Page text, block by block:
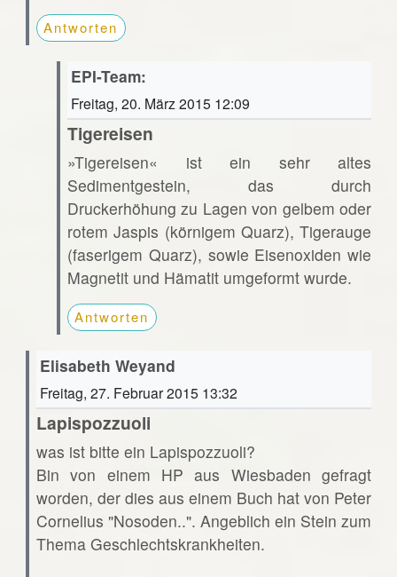
Antworten
EPI-Team:
Freitag, 20. März 2015 12:09
Tigereisen
»Tigereisen« ist ein sehr altes
Sedimentgestein, das durch
Druckerhöhung zu Lagen von gelbem oder
rotem Jaspis (körnigem Quarz), Tigerauge
(faserigem Quarz), sowie Eisenoxiden wie
Magnetit und Hämatit umgeformt wurde.
Antworten
Elisabeth Weyand
Freitag, 27. Februar 2015 13:32
Lapispozzuoli
was ist bitte ein Lapispozzuoli?
Bin von einem HP aus Wiesbaden gefragt
worden, der dies aus einem Buch hat von Peter
Cornelius "Nosoden..". Angeblich ein Stein zum
Thema Geschlechtskrankheiten.